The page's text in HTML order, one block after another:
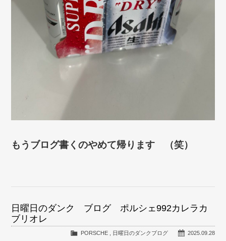
もうブログ書くのやめて帰ります （笑）
日曜日のダンク ブログ ポルシェ992カレラカ
ブリオレ
2025.09.28
PORSCHE, 日曜日のダンクブログ